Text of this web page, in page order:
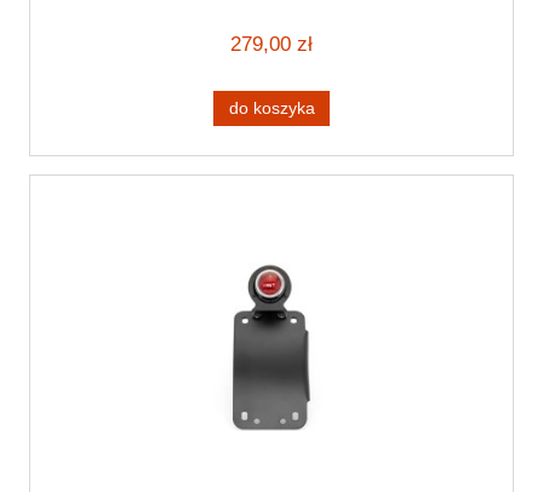
279,00 zł
do koszyka